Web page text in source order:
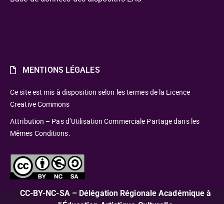
MENTIONS LÉGALES
Ce site est mis à disposition selon les termes de la Licence
Creative Commons
Attribution – Pas d’Utilisation Commerciale Partage dans les
Mêmes Conditions.
CC-BY-NC-SA – Délégation Régionale Académique à